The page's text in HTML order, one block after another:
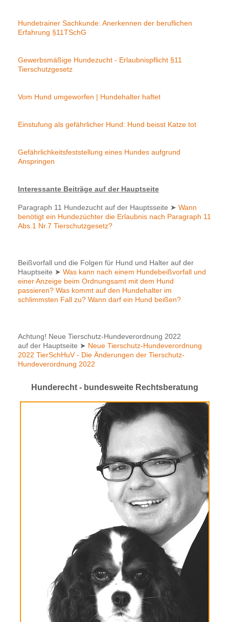
Hundetrainer Sachkunde: Anerkennen der beruflichen
Erfahrung §11TSchG
Gewerbsmäßige Hundezucht - Erlaubnispflicht §11
Tierschutzgesetz
Vom Hund umgeworfen | Hundehalter haftet
Einstufung als gefährlicher Hund: Hund beisst Katze tot
Gefährlichkeitsfeststellung eines Hundes aufgrund
Anspringen
Interessante Beiträge auf der Hauptseite
Paragraph 11 Hundezucht auf der Hauptsseite ➤ Wann
benötigt ein Hundezüchter die Erlaubnis nach Paragraph 11
Abs.1 Nr.7 Tierschutzgesetz?
Beißvorfall und die Folgen für Hund und Halter auf der
Hauptseite ➤ Was kann nach einem Hundebeißvorfall und
einer Anzeige beim Ordnungsamt mit dem Hund
passieren? Was kommt auf den Hundehalter im
schlimmsten Fall zu? Wann darf ein Hund beißen?
Achtung! Neue Tierschutz-Hundeverordnung 2022
auf der Hauptseite ➤ Neue Tierschutz-Hundeverordnung
2022 TierSchHuV - Die Änderungen der Tierschutz-
Hundeverordnung 2022
Hunderecht - bundesweite Rechtsberatung